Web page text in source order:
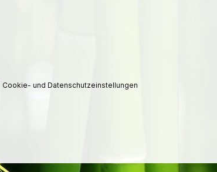
Cookie- und Datenschutzeinstellungen